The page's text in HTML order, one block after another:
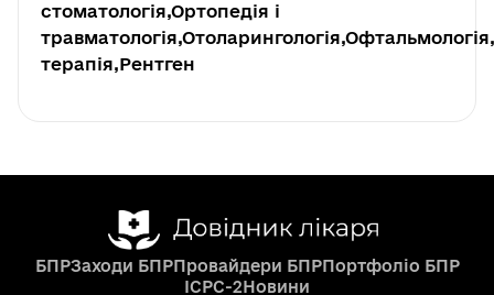
стоматологія,Ортопедія і
терапія,Рентген
БПРЗаходи БПРПровайдери БПРПортфоліо БПР
ICPC-2Новини